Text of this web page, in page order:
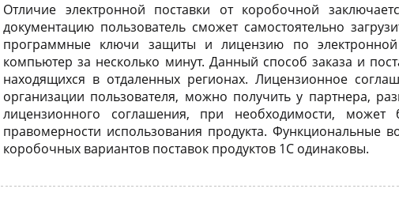
Отличие электронной поставки от коробочной
документацию пользователь сможет самостоятельно
программные ключи защиты и лицензию по
компьютер за несколько минут. Данный способ заказа и
находящихся в отдаленных регионах. Лицензионное
организации пользователя, можно получить у партнера,
лицензионного соглашения, при необходимости, может
правомерности использования продукта. Функциональные
коробочных вариантов поставок продуктов 1С одинаковы.